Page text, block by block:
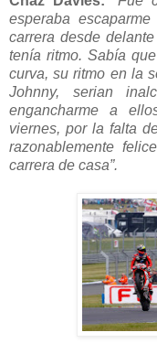
esperaba
carrera desde
tenía ritmo. Sabía
curva, su ritmo en la
Johnny, serian
engancharme a
viernes, por la falta
razonablemente
carrera de casa”.